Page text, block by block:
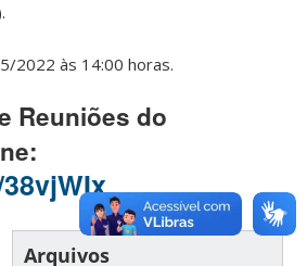
2022 às 14:00 horas.
Reuniões do
Arquivos